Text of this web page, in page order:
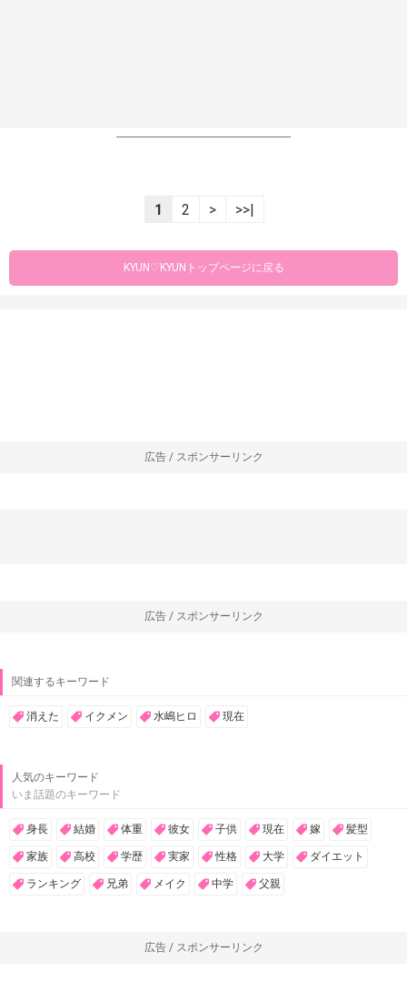
----------------------------------------------------------------
1 2 > >>|
KYUN♡KYUNトップページに戻る
広告 / スポンサーリンク
広告 / スポンサーリンク
関連するキーワード
消えた イクメン 水嶋ヒロ 現在
人気のキーワード
いま話題のキーワード
身長 結婚 体重 彼女 子供 現在 嫁 髪型
家族 高校 学歴 実家 性格 大学 ダイエット
ランキング 兄弟 メイク 中学 父親
広告 / スポンサーリンク